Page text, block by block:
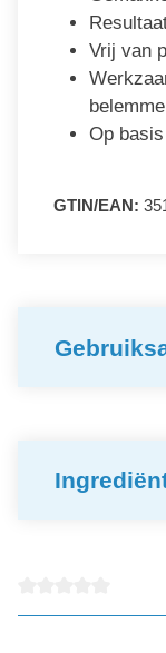
Vrij van
Op
GTIN/EAN: